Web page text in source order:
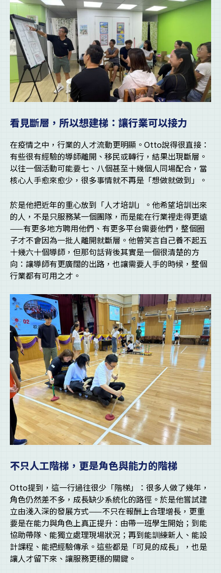
看見斷層，所以想建梯：讓行業可以接力
在疫情之中，行業的人才流動更明顯。Otto說得很直接：
有些很有經驗的導師離開、移民或轉行，結果出現斷層。
以往一個活動可能要七、八個甚至十幾個人同場配合，當
核心人手愈來愈少，很多事情就不再是「想做就做到」。
於是他把近年的重心放到「人才培訓」。他希望培訓出來
的人，不是只服務某一個團隊，而是能在行業裡走得更遠
——有更多地方聘用他們、有更多平台需要他們，整個圈
子才不會因為一批人離開就斷層。他曾笑言自己養不起五
十幾六十個導師，但那句話背後其實是一個很清楚的方
向：讓導師有更廣闊的出路，也讓需要人手的時候，整個
行業都有可用之才。
不只人工階梯，更是角色與能力的階梯
Otto提到，這一行過往很少「階梯」：很多人做了幾年，
角色仍然差不多，成長缺少系統化的路徑。於是他嘗試建
立由淺入深的發展方式——不只在報酬上合理增長，更重
要是在能力與角色上真正提升：由帶一班學生開始；到能
協助帶隊、能獨立處理現場狀況；再到能訓練新人、能設
計課程、能把經驗傳承。這些都是「可見的成長」，也是
讓人才留下來、讓服務更穩的關鍵。